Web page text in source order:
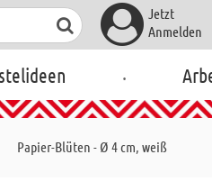
Jetzt
Anmelden
.
Papier-Blüten - Ø 4 cm, weiß